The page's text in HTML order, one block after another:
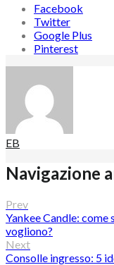
Facebook
Twitter
Google Plus
Pinterest
EB
Navigazione
Prev
Yankee Candle:
vogliono?
Next
Consolle ingresso: 5